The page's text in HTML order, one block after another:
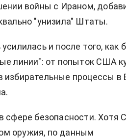
войны с Ираном,
"унизила" Штаты.
и после того, как
линии": от попыток США
процессы в
сфере безопасности. Хотя
оружия, по данным